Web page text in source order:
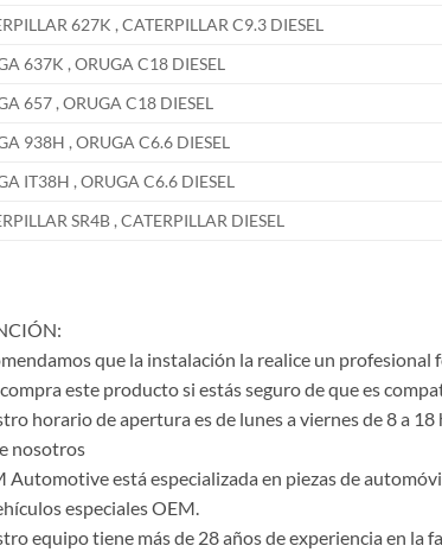
627K , CATERPILLAR C9.3 DIESEL
637K , ORUGA C18 DIESEL
657 , ORUGA C18 DIESEL
938H , ORUGA C6.6 DIESEL
IT38H , ORUGA C6.6 DIESEL
SR4B , CATERPILLAR DIESEL
que la instalación la realice un profesional
este producto si estás seguro de que es
horario de apertura es de lunes a viernes de 8 a 18
nosotros
Automotive está especializada en piezas de
especiales OEM.
equipo tiene más de 28 años de experiencia en la